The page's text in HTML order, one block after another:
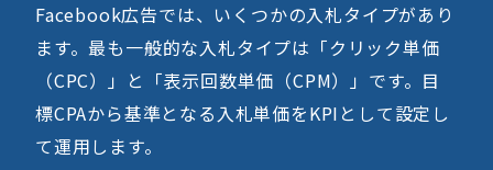
Facebook広告では、いくつかの入札タイプがあり
ます。最も一般的な入札タイプは「クリック単価
（CPC）」と「表示回数単価（CPM）」です。目
標CPAから基準となる入札単価をKPIとして設定し
て運用します。